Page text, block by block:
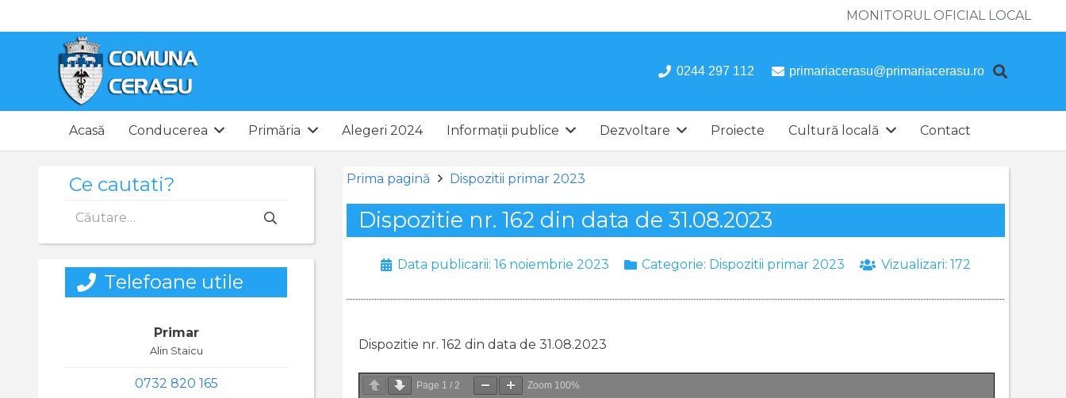
MONITORUL OFICIAL LOCAL
0244 297 112 primariacerasu@primariacerasu.ro
Acasă Conducerea Primăria Alegeri 2024 Informații publice Dezvoltare Proiecte Cultură locală Contact
Prima pagină Dispozitii primar 2023
Dispozitie nr. 162 din data de 31.08.2023
Data publicarii: 16 noiembrie 2023 Categorie: Dispozitii primar 2023 Vizualizari: 172
Dispozitie nr. 162 din data de 31.08.2023
Page 1 / 2 Zoom 100%
Ce cautati?
după:
Telefoane utile
Primar
Alin Staicu
0732 820 165